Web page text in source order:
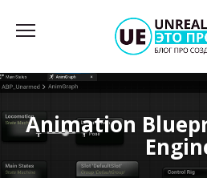
Animation